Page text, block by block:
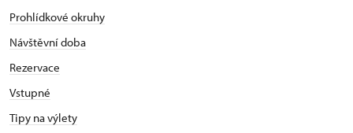
Prohlídkové okruhy
Návštěvní doba
Rezervace
Vstupné
Tipy na výlety